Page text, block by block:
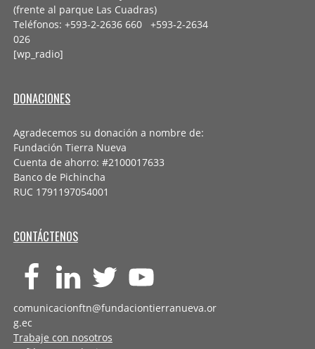
(frente al parque Las Cuadras)
Teléfonos: +593-2-2636 660 +593-2-2634
026
[wp_radio]
DONACIONES
Agradecemos su donación a nombre de:
Fundación Tierra Nueva
Cuenta de ahorro: #2100017633
Banco de Pichincha
RUC 1791197054001
CONTÁCTENOS
comunicacionftn@fundaciontierranueva.or
g.ec
Trabaje con nosotros